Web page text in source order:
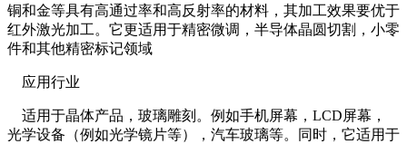
铜和金等具有高通过率和高反射率的材料，其加工效果要优于
红外激光加工。它更适用于精密微调，半导体晶圆切割，小零
件和其他精密标记领域
应用行业
适用于晶体产品，玻璃雕刻。例如手机屏幕，LCD屏幕，
光学设备（例如光学镜片等），汽车玻璃等。同时，它适用于